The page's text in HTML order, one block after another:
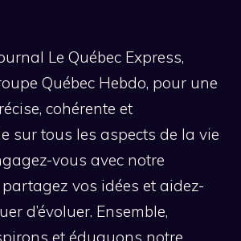
Le Québec Express,
Québec Hebdo, pour une
cohérente et
sur tous les aspects de la vie
vous avec notre
vos idées et aidez-
d’évoluer. Ensemble,